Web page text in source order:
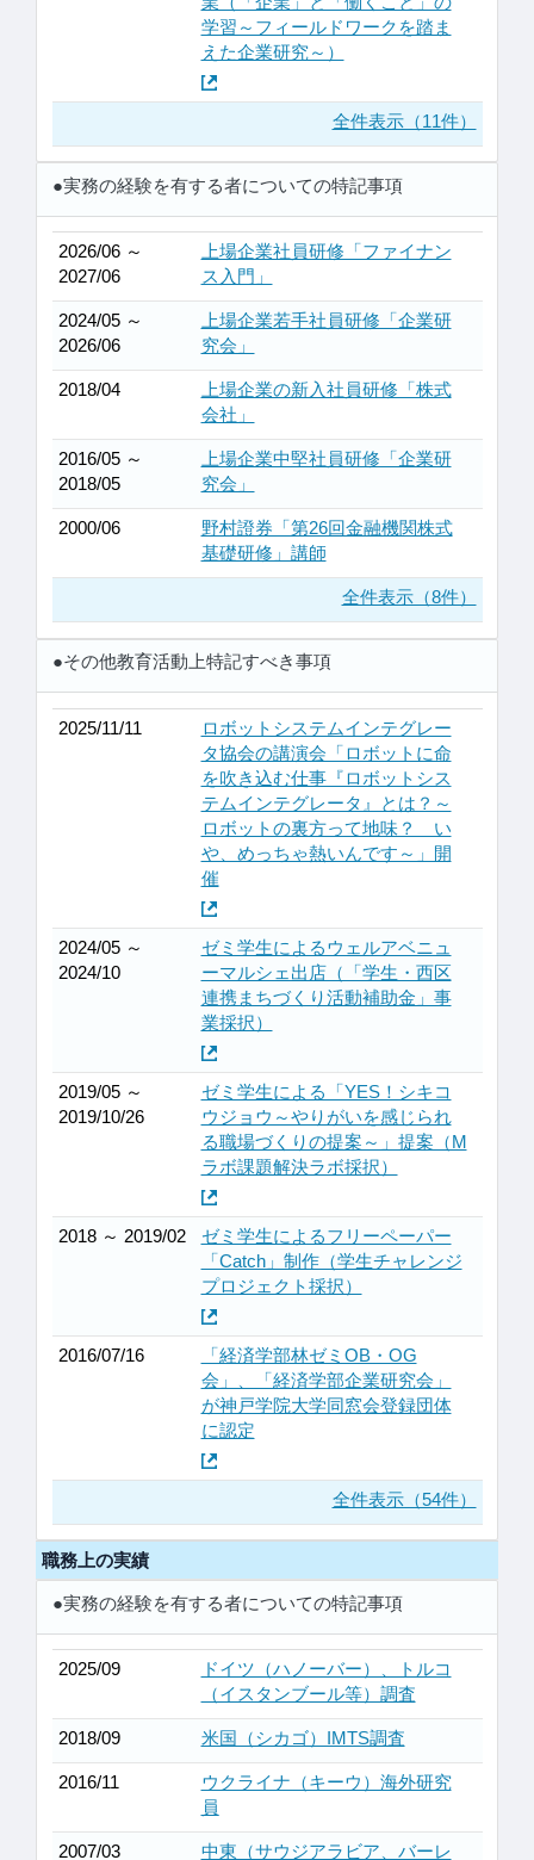
学習～フィールドワークを踏ま
えた企業研究～）
全件表示（11件）
●実務の経験を有する者についての特記事項
2026/06 ～
2027/06
上場企業社員研修「ファイナン
ス入門」
2024/05 ～
2026/06
上場企業若手社員研修「企業研
究会」
2018/04
上場企業の新入社員研修「株式
会社」
2016/05 ～
2018/05
上場企業中堅社員研修「企業研
究会」
2000/06
野村證券「第26回金融機関株式
基礎研修」講師
全件表示（8件）
●その他教育活動上特記すべき事項
2025/11/11
ロボットシステムインテグレー
タ協会の講演会「ロボットに命
を吹き込む仕事『ロボットシス
テムインテグレータ』とは？～
ロボットの裏方って地味？ い
や、めっちゃ熱いんです～」開
催
2024/05 ～
2024/10
ゼミ学生によるウェルアベニュ
ーマルシェ出店（「学生・西区
連携まちづくり活動補助金」事
業採択）
2019/05 ～
2019/10/26
ゼミ学生による「YES！シキコ
ウジョウ～やりがいを感じられ
る職場づくりの提案～」提案（M
ラボ課題解決ラボ採択）
2018 ～ 2019/02
ゼミ学生によるフリーペーパー
「Catch」制作（学生チャレンジ
プロジェクト採択）
2016/07/16
「経済学部林ゼミOB・OG
会」、「経済学部企業研究会」
が神戸学院大学同窓会登録団体
に認定
全件表示（54件）
職務上の実績
●実務の経験を有する者についての特記事項
2025/09
ドイツ（ハノーバー）、トルコ
（イスタンブール等）調査
2018/09 米国（シカゴ）IMTS調査
2016/11
ウクライナ（キーウ）海外研究
員
2007/03 中東（サウジアラビア、バーレ